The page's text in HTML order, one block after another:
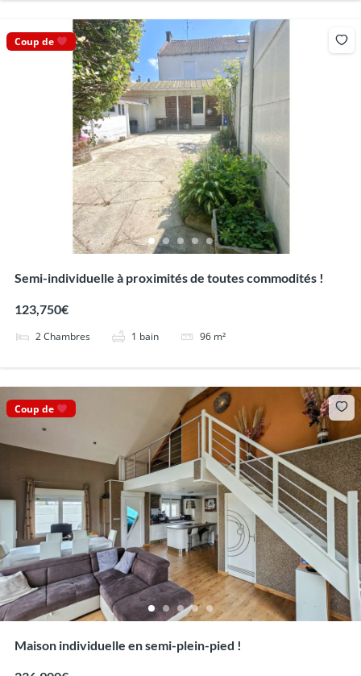
Coup de
Semi-individuelle à proximités de toutes commodités !
123,750€
2Chambres 1 bain 96 m²
Coup de
Maison individuelle en semi-plein-pied !